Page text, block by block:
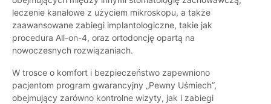
leczenie kanałowe z użyciem mikroskopu, a także
zaawansowane zabiegi implantologiczne, takie jak
procedura All-on-4, oraz ortodoncję opartą na
nowoczesnych rozwiązaniach.
W trosce o komfort i bezpieczeństwo zapewniono
pacjentom program gwarancyjny „Pewny Uśmiech”,
obejmujący zarówno kontrolne wizyty, jak i zabiegi